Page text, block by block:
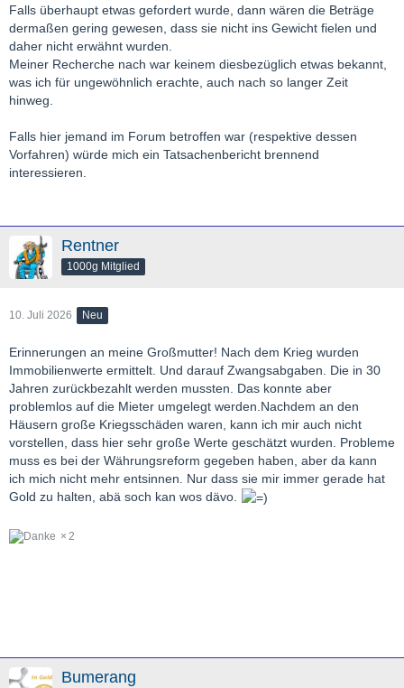
Falls überhaupt etwas gefordert wurde, dann wären die Beträge
dermaßen gering gewesen, dass sie nicht ins Gewicht fielen und
daher nicht erwähnt wurden.
Meiner Recherche nach war keinem diesbezüglich etwas bekannt,
was ich für ungewöhnlich erachte, auch nach so langer Zeit
hinweg.
Falls hier jemand im Forum betroffen war (respektive dessen
Vorfahren) würde mich ein Tatsachenbericht brennend
interessieren.
Rentner
1000g Mitglied
10. Juli 2026 Neu
Erinnerungen an meine Großmutter! Nach dem Krieg wurden
Immobilienwerte ermittelt. Und darauf Zwangsabgaben. Die in 30
Jahren zurückbezahlt werden mussten. Das konnte aber
problemlos auf die Mieter umgelegt werden.Nachdem an den
Häusern große Kriegsschäden waren, kann ich mir auch nicht
vorstellen, dass hier sehr große Werte geschätzt wurden. Probleme
muss es bei der Währungsreform gegeben haben, aber da kann
ich mich nicht mehr entsinnen. Nur dass sie mir immer gerade hat
Gold zu halten, abä soch kan wos dävo.
2
Bumerang